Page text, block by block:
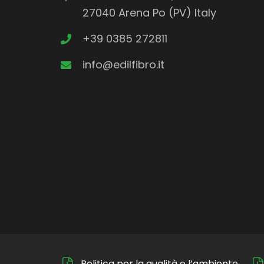
27040 Arena Po (PV) Italy
+39 0385 272811
info@edilfibro.it